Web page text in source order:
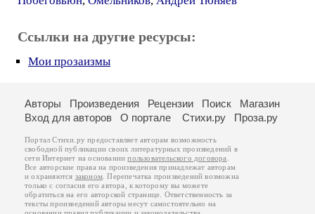
Ссылки на другие ресурсы:
Мои прозаизмы
Авторы Произведения Рецензии Поиск
Магазин
Вход для авторов
О портале Стихи.ру Проза.ру
Портал Стихи.ру предоставляет авторам возможность
свободной публикации своих литературных произведений в
сети Интернет на основаниипользовательского договора
Все авторские права на произведения принадлежат авторам
и охраняются законом . Перепечатка произведений возможна
только с согласия его автора, к которому вы можете
обратиться на его авторской странице. Ответственность за
тексты произведений авторы несут самостоятельно на